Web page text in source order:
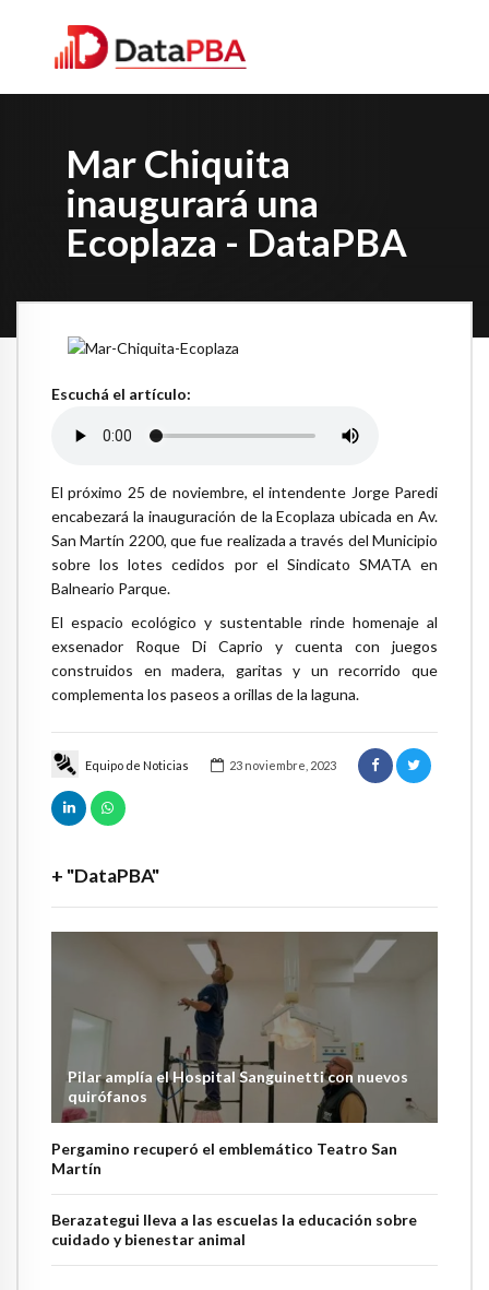
Mar Chiquita
inaugurará una
Ecoplaza - DataPBA
Equipo de Noticias 23 noviembre, 2023
+ "DataPBA"
Pilar amplía el Hospital Sanguinetti con nuevos
quirófanos
Pergamino recuperó el emblemático Teatro San
Martín
Berazategui lleva a las escuelas la educación sobre
cuidado y bienestar animal
Escuchá el artículo:
El próximo 25 de noviembre, el intendente Jorge Paredi
encabezará la inauguración de la Ecoplaza ubicada en Av.
San Martín 2200, que fue realizada a través del Municipio
sobre los lotes cedidos por el Sindicato SMATA en
Balneario Parque.
El espacio ecológico y sustentable rinde homenaje al
exsenador Roque Di Caprio y cuenta con juegos
construidos en madera, garitas y un recorrido que
complementa los paseos a orillas de la laguna.